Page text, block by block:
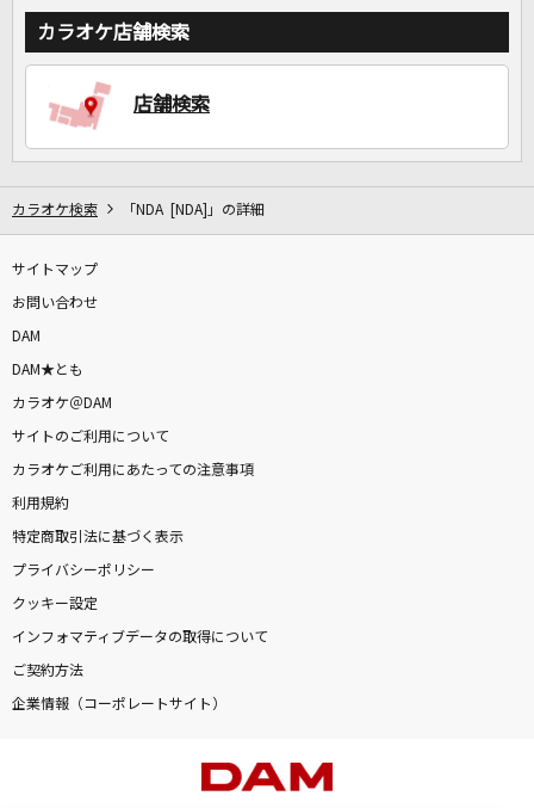
カラオケ店舗検索
店舗検索
カラオケ検索 「NDA [NDA]」の詳細
サイトマップ
お問い合わせ
DAM
DAM★とも
カラオケ＠DAM
サイトのご利用について
カラオケご利用にあたっての注意事項
利用規約
特定商取引法に基づく表示
プライバシーポリシー
クッキー設定
インフォマティブデータの取得について
ご契約方法
企業情報（コーポレートサイト）